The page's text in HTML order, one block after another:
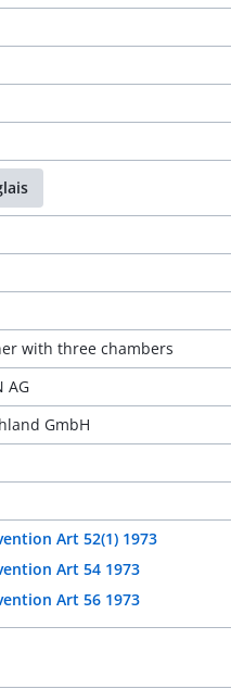
with three chambers
AG
GmbH
Art 52(1) 1973
Art 54 1973
Art 56 1973